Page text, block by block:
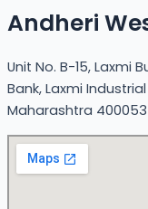
Andheri
Unit No. B-15, Laxmi
Bank, Laxmi
Maharashtra 400053